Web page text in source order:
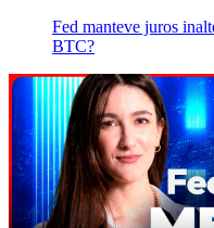
Fed manteve juros
BTC?